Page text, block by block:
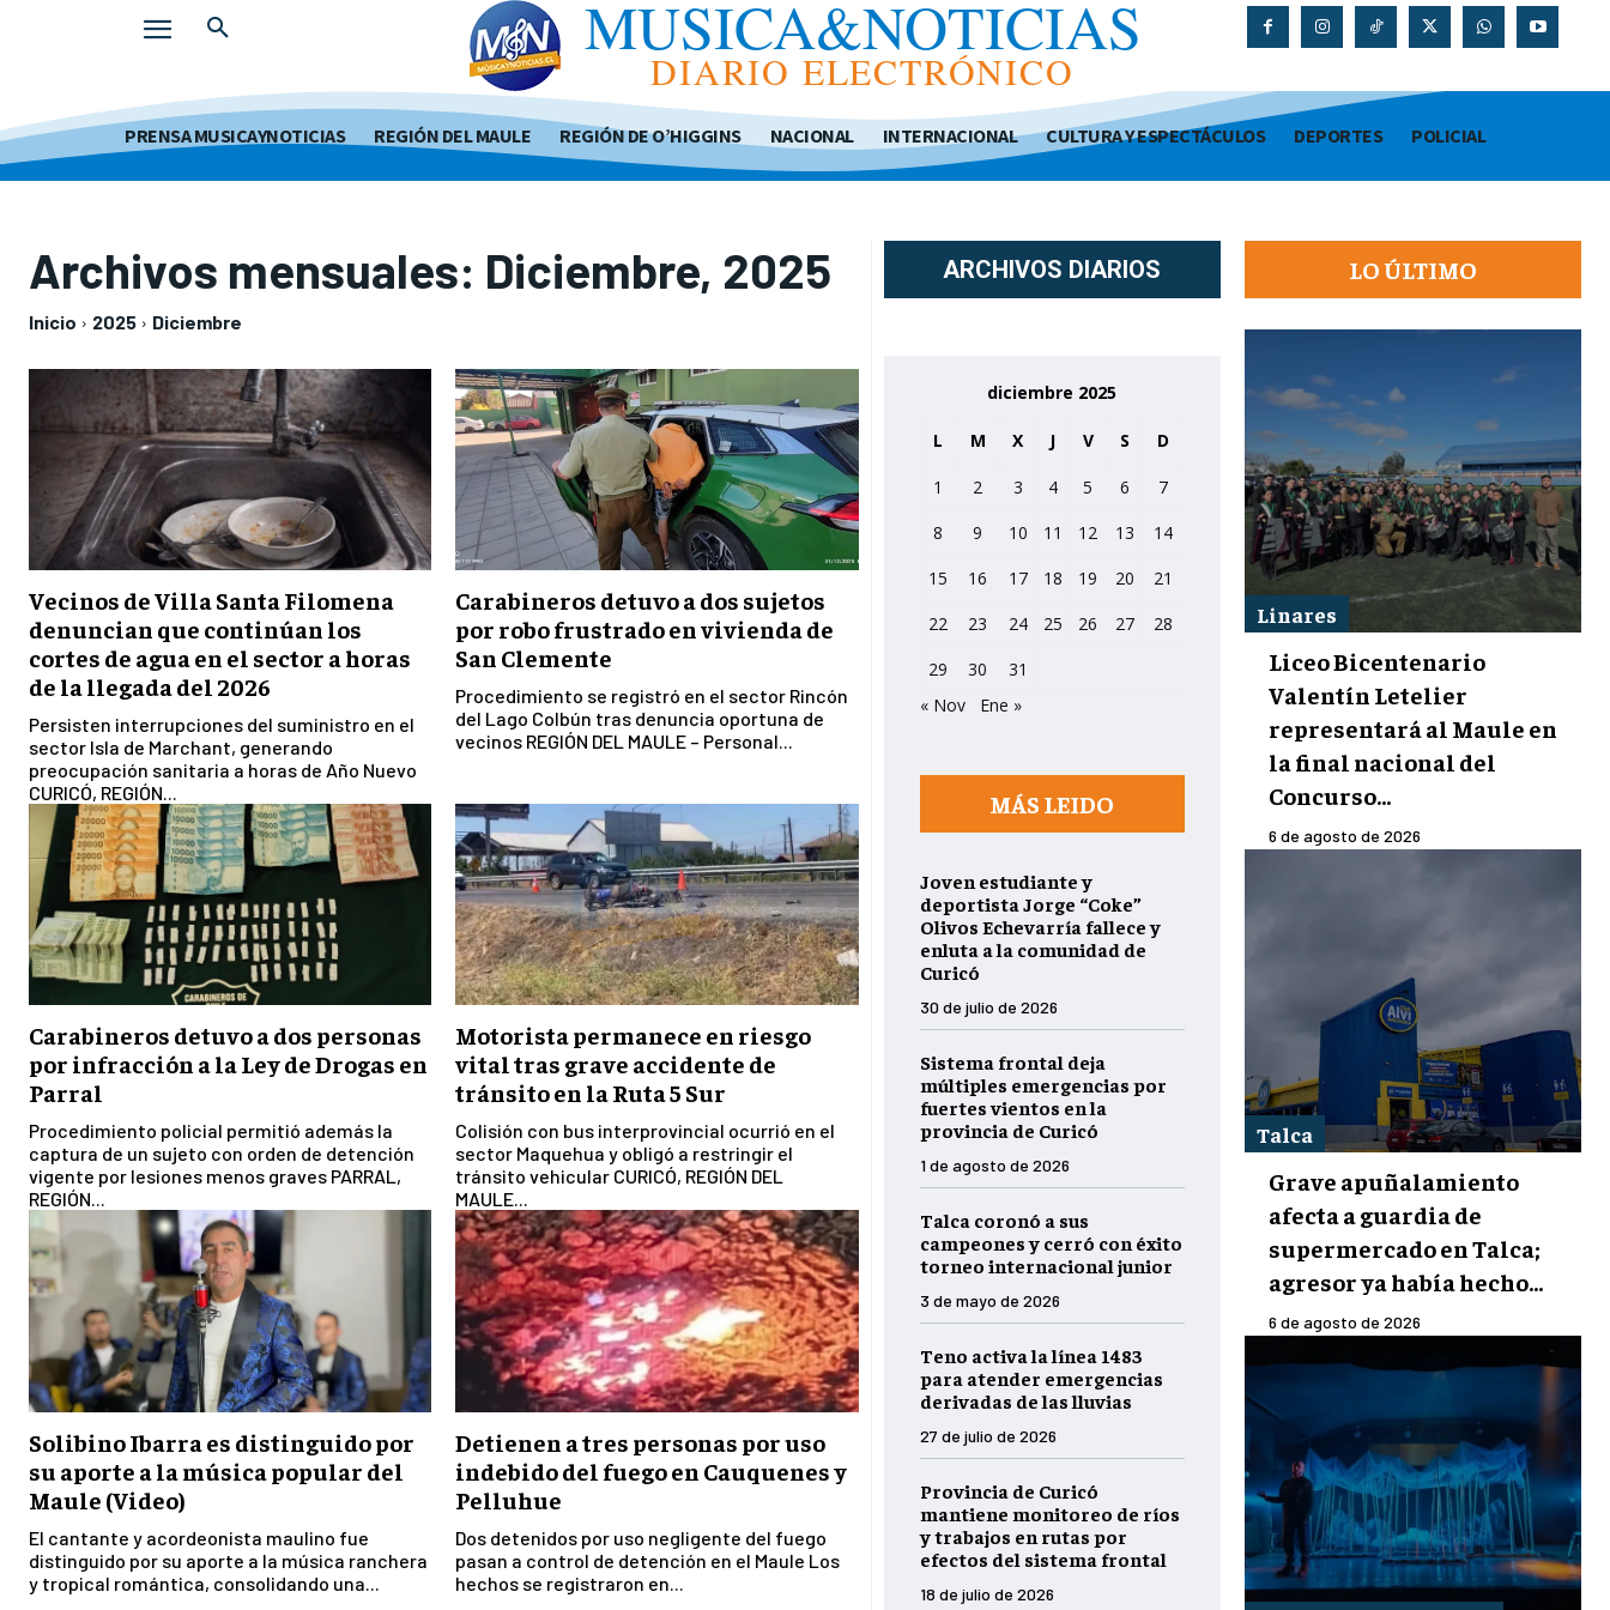
MUSICA&NOTICIAS
DIARIO ELECTRÓNICO
PRENSA MUSICAYNOTICIAS REGIÓN DEL MAULE REGIÓN DE O’HIGGINS NACIONAL INTERNACIONAL CULTURA Y ESPECTÁCULOS DEPORTES POLICIAL
Archivos mensuales: Diciembre, 2025
Inicio 2025 Diciembre
Vecinos de Villa Santa Filomena
denuncian que continúan los
cortes de agua en el sector a horas
de la llegada del 2026
Persisten interrupciones del suministro en el
sector Isla de Marchant, generando
preocupación sanitaria a horas de Año Nuevo
CURICÓ, REGIÓN...
Carabineros detuvo a dos sujetos
por robo frustrado en vivienda de
San Clemente
Procedimiento se registró en el sector Rincón
del Lago Colbún tras denuncia oportuna de
vecinos REGIÓN DEL MAULE – Personal...
Carabineros detuvo a dos personas
por infracción a la Ley de Drogas en
Parral
Procedimiento policial permitió además la
captura de un sujeto con orden de detención
vigente por lesiones menos graves PARRAL,
REGIÓN...
Motorista permanece en riesgo
vital tras grave accidente de
tránsito en la Ruta 5 Sur
Colisión con bus interprovincial ocurrió en el
sector Maquehua y obligó a restringir el
tránsito vehicular CURICÓ, REGIÓN DEL
MAULE...
Solibino Ibarra es distinguido por
su aporte a la música popular del
Maule (Video)
El cantante y acordeonista maulino fue
distinguido por su aporte a la música ranchera
y tropical romántica, consolidando una...
Detienen a tres personas por uso
indebido del fuego en Cauquenes y
Pelluhue
Dos detenidos por uso negligente del fuego
pasan a control de detención en el Maule Los
hechos se registraron en...
ARCHIVOS DIARIOS
diciembre 2025
L M X J V S D
1 2 3 4 5 6
7
8
9 10 11 12 13
14
15
16 17 18 19 20
21
22
23 24 25 26 27
28
29
30
31
« Nov
Ene »
MÁS LEIDO
Joven estudiante y
deportista Jorge “Coke”
Olivos Echevarría fallece y
enluta a la comunidad de
Curicó
30 de julio de 2026
Sistema frontal deja
múltiples emergencias por
fuertes vientos en la
provincia de Curicó
1 de agosto de 2026
Talca coronó a sus
campeones y cerró con éxito
torneo internacional junior
3 de mayo de 2026
Teno activa la línea 1483
para atender emergencias
derivadas de las lluvias
27 de julio de 2026
Provincia de Curicó
mantiene monitoreo de ríos
y trabajos en rutas por
efectos del sistema frontal
18 de julio de 2026
LO ÚLTIMO
Linares
Liceo Bicentenario
Valentín Letelier
representará al Maule en
la final nacional del
Concurso...
6 de agosto de 2026
Talca
Grave apuñalamiento
afecta a guardia de
supermercado en Talca;
agresor ya había hecho...
6 de agosto de 2026